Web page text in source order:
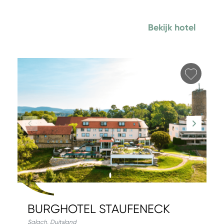
Bekijk hotel
BURGHOTEL STAUFENECK
Salach, Duitsland